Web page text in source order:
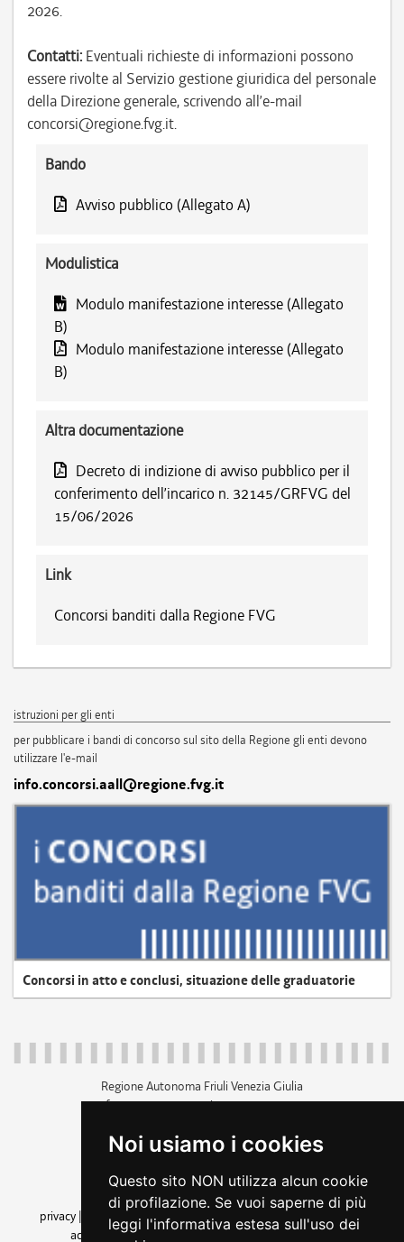
Noi usiamo i cookies
Questo sito NON utilizza alcun cookie
di profilazione. Se vuoi saperne di più
leggi l'informativa estesa sull'uso dei
2026.
Contatti: Eventuali richieste di informazioni possono
essere rivolte al Servizio gestione giuridica del personale
della Direzione generale, scrivendo all’e-mail
concorsi@regione.fvg.it.
Bando
Avviso pubblico (Allegato A)
Modulistica
Modulo manifestazione interesse (Allegato
B)
Modulo manifestazione interesse (Allegato
B)
Altra documentazione
Decreto di indizione di avviso pubblico per il
conferimento dell’incarico n. 32145/GRFVG del
15/06/2026
Link
Concorsi banditi dalla Regione FVG
istruzioni per gli enti
per pubblicare i bandi di concorso sul sito della Regione gli enti devono
utilizzare l'e-mail
info.concorsi.aall@regione.fvg.it
Concorsi in atto e conclusi, situazione delle graduatorie
Regione Autonoma Friuli Venezia Giulia
c.f. 80014930327; p.iva 00526040324
+39 040 3771111
amministrazione trasparente
privacy
cookie |note legali accessibilità
dichiarazione di
accessibilità| feedback cambio preferenze cookie